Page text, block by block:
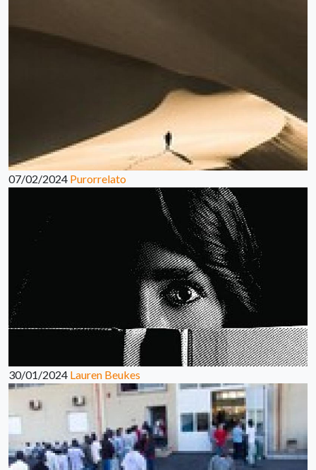
07/02/2024 Purorrelato
30/01/2024 Lauren Beukes